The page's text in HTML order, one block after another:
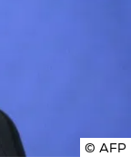
© AFP